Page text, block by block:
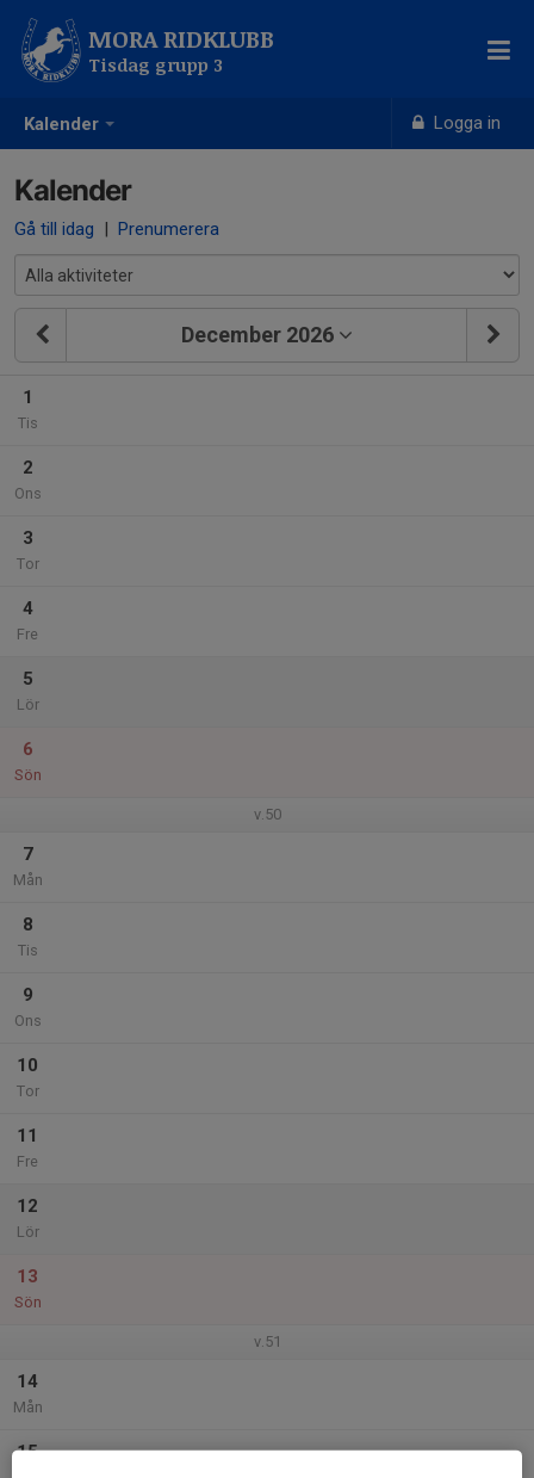
Kalender Logga in
MORA RIDKLUBB
Tisdag grupp 3
Kalender
Gå till idag | Prenumerera
December 2026
1
Tis
2
Ons
3
Tor
4
Fre
5
Lör
6
Sön
v.50
7
Mån
8
Tis
9
Ons
10
Tor
11
Fre
12
Lör
13
Sön
v.51
14
Mån
15